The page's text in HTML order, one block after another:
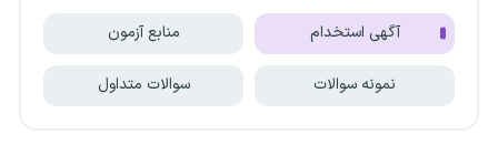
آگهی استخدام منابع آزمون
نمونه سوالات سوالات متداول